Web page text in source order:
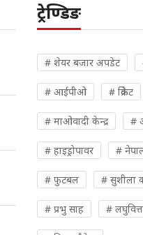
ट्रेण्डिङ
# शेयर बजार अपडेट
# आईपीओ # क्रिकेट
# माओवादी केन्द्र #
# हाइड्रोपावर #
# फुटबल # सुशीला
# प्रभु साह # लघुवित्त